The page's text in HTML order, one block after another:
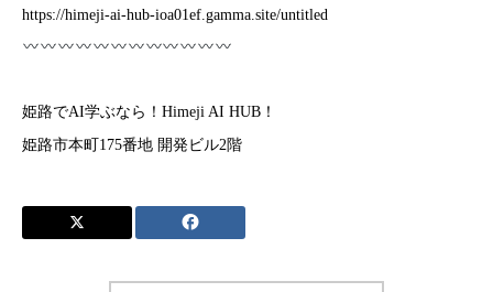
https://himeji-ai-hub-ioa01ef.gamma.site/untitled
姫路でAI学ぶなら！Himeji AI HUB！
姫路市本町175番地 開発ビル2階